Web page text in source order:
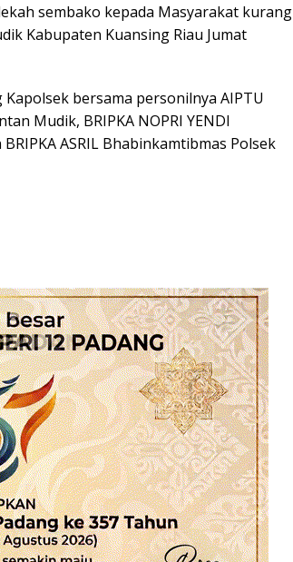
sembako kepada Masyarakat kurang
Kabupaten Kuansing Riau Jumat
bersama personilnya AIPTU
Mudik, BRIPKA NOPRI YENDI
ASRIL Bhabinkamtibmas Polsek